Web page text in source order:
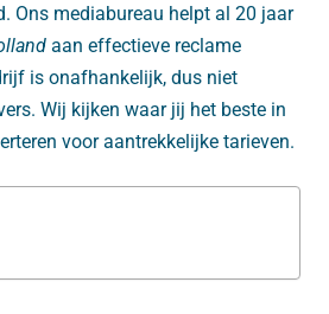
Ons mediabureau helpt al 20 jaar
aan effectieve reclame
is onafhankelijk, dus niet
Wij kijken waar jij het beste in
voor aantrekkelijke tarieven.